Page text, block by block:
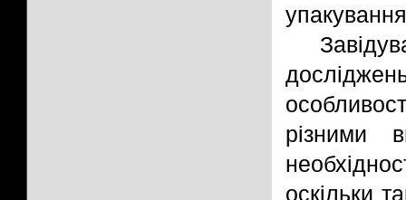
різними
оскільки